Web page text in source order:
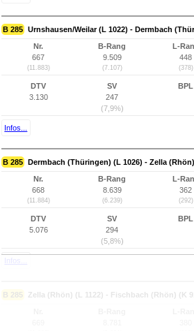
B 285 Urnshausen/Weilar (L 1022) - Dermbach
Nr.
667
(11.883)
B-Rang
9.509
(7.107)
L-
448
(378)
DTV
3.130
SV
247
(7,9%)
BPL
Infos...
B 285 Dermbach (Thüringen) (L 1026) - Zella
Nr.
668
(11.884)
B-Rang
8.639
(6.239)
L-
362
(292)
DTV
5.076
SV
294
(5,8%)
BPL
Infos...
B 285 Zella (Rhön) (L 1122) - Fischbach (Rhön) (K